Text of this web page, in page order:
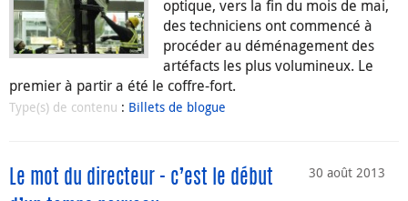
optique, vers la fin du mois de mai,
des techniciens ont commencé à
procéder au déménagement des
artéfacts les plus volumineux. Le
premier à partir a été le coffre-fort.
Type(s) de contenu : Billets de blogue
30 août 2013
Le mot du directeur - c’est le début